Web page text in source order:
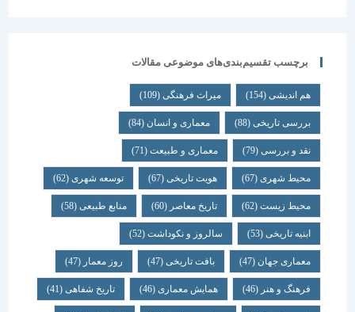
برچسب تقسیم‌بندی‌های موضوعی مقالات
هم اندیشی (154) میراث فرهنگی (109)
بررسی تاریخی (88) معماری و انسان (84)
نقد و بررسی (79) معماری و طبیعت (71)
محیط شهری(67) هویت تاریخی(67) توسعه شهری(62)
محیط زیست(62) تاریخ معاصر(60) منابع طبیعی(58)
ابنیه تاریخی(53) سالروز و نکوداشت(52)
معماری جهان (47) بافت تاریخی(47) روز معمار(47)
فرهنگ و هنر(46) همایش معماری (46) تاریخ شفاهی (41)